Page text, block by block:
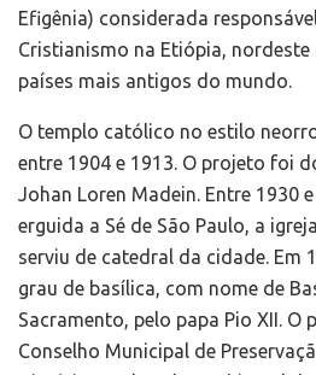
Efigênia) considerada
Cristianismo na Etiópia,
países mais antigos do mundo.
O templo católico no estilo
entre 1904 e 1913. O projeto foi
Johan Loren Madein. Entre 1930
erguida a Sé de São Paulo, a
serviu de catedral da cidade. Em
grau de basílica, com nome de
Sacramento, pelo papa Pio XII.
Conselho Municipal de